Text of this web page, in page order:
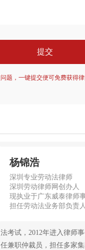
提交
题，一键提交便可免费获得
杨锦浩
深圳专业劳动法律师
深圳劳动律师网创办人
现执业于广东威泰律师
担任劳动法业务部负责人
考试，2012年进入律师
兼职仲裁员，担任多家